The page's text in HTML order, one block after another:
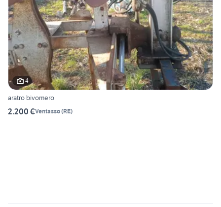
4
aratro bivomero
2.200 €Ventasso(RE)